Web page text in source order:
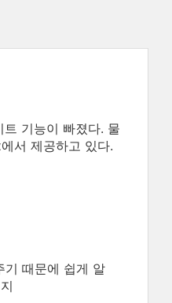
기능이 빠졌다. 물
서 제공하고 있다.
기 때문에 쉽게 알